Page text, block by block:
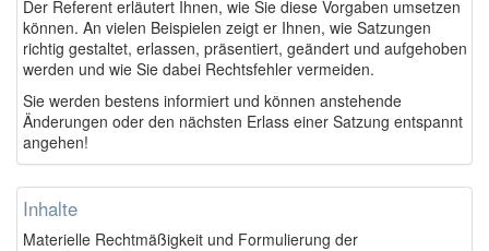
Der Referent erläutert Ihnen, wie Sie diese Vorgaben umsetzen
können. An vielen Beispielen zeigt er Ihnen, wie Satzungen
richtig gestaltet, erlassen, präsentiert, geändert und aufgehoben
werden und wie Sie dabei Rechtsfehler vermeiden.
Sie werden bestens informiert und können anstehende
Änderungen oder den nächsten Erlass einer Satzung entspannt
angehen!
Inhalte
Materielle Rechtmäßigkeit und Formulierung der